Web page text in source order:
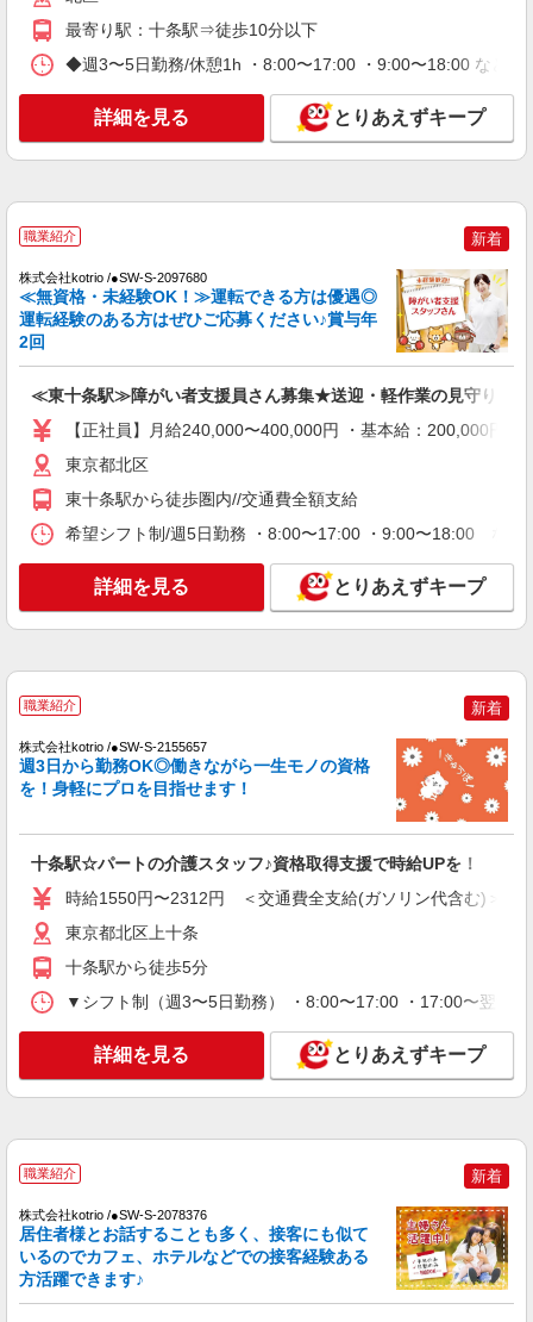
キープ
職業紹介
株式会社kotrio /●SW-S-2078129
NEW
十条駅☆未経験OK！デイサービスの生活サ
ン代含む)＞
キープ 詳細を見る
派遣社員
株式会社kotrio /●SW-H1-2099903
NEW
十条駅★デイで送迎や生活サポートなど【福
十条駅付近
株式会社kotrio /●SW-H1-2114824
NEW
ど
時給1650円〜2312円 ＜日払い有/週払い有/交
北区内【赤羽駅近く】
詳細を見る
派遣社員
株式会社kotrio /●SW-H1-2001502
障がい者支援STAFF
時給1550円〜2312円 ＜日払い有/週払い有/交
通費全支給(ガソリン代含む)＞
詳細を見る
≪十条駅≫夜勤なし！未経験・ブランクOK
時給1650円〜2312円 ＜日払い有/週払い有/交
通費全支給(ガソリン代含む)＞
最寄り駅：十条駅⇒徒歩10分以下
◆週3〜5日勤務/休憩1h ・8:00〜17:00 ・9:00〜18:00 など
詳細を見る とりあえずキープ
職業紹介 新着
株式会社kotrio /●SW-S-2097680
≪無資格・未経験OK！≫運転できる方は優遇◎
運転経験のある方はぜひご応募ください♪賞与年
2回
≪東十条駅≫障がい者支援員さん募集★送迎・軽作業の見守りなど
【正社員】月給240,000〜400,000円 ・基本給：200,000円
東京都北区
東十条駅から徒歩圏内//交通費全額支給
希望シフト制/週5日勤務 ・8:00〜17:00 ・9:00〜18:00 な
詳細を見る とりあえずキープ
職業紹介 新着
株式会社kotrio /●SW-S-2155657
週3日から勤務OK◎働きながら一生モノの資格
を！身軽にプロを目指せます！
十条駅☆パートの介護スタッフ♪資格取得支援で時給UPを！
時給1550円〜2312円 ＜交通費全支給(ガソリン代含む)＞
東京都北区上十条
十条駅から徒歩5分
▼シフト制（週3〜5日勤務） ・8:00〜17:00 ・17:00〜翌
詳細を見る とりあえずキープ
職業紹介 新着
株式会社kotrio /●SW-S-2078376
居住者様とお話することも多く、接客にも似て
いるのでカフェ、ホテルなどでの接客経験ある
方活躍できます♪